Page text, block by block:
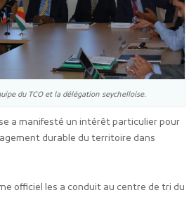
du TCO et la délégation seychelloise.
a manifesté un intérêt particulier pour
durable du territoire dans
officiel les a conduit au centre de tri du